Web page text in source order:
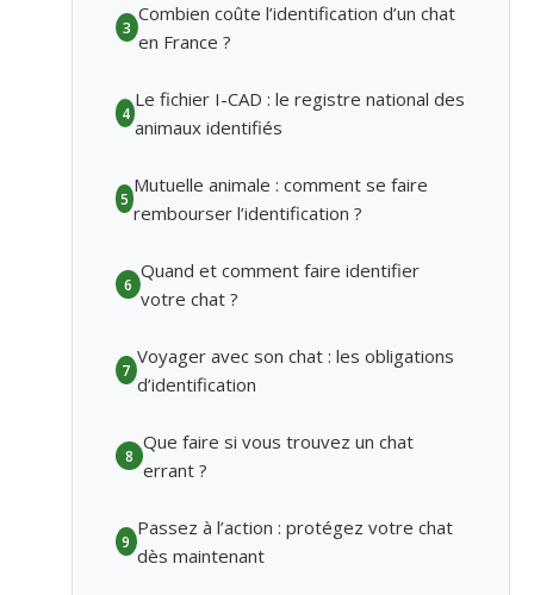
3
Combien coûte l’identification d’un chat
en France ?
4
Le fichier I-CAD : le registre national des
animaux identifiés
5
Mutuelle animale : comment se faire
rembourser l’identification ?
6
Quand et comment faire identifier
votre chat ?
7
Voyager avec son chat : les obligations
d’identification
8
Que faire si vous trouvez un chat
errant ?
9
Passez à l’action : protégez votre chat
dès maintenant